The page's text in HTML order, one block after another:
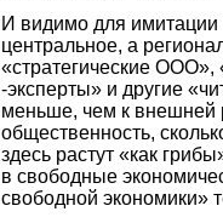
И видимо для имитации
центральное, а
«стратегические ООО»,
-эксперты» и другие
меньше, чем к внешней
общественность,
здесь растут «как
в свободные
свободной экономики»